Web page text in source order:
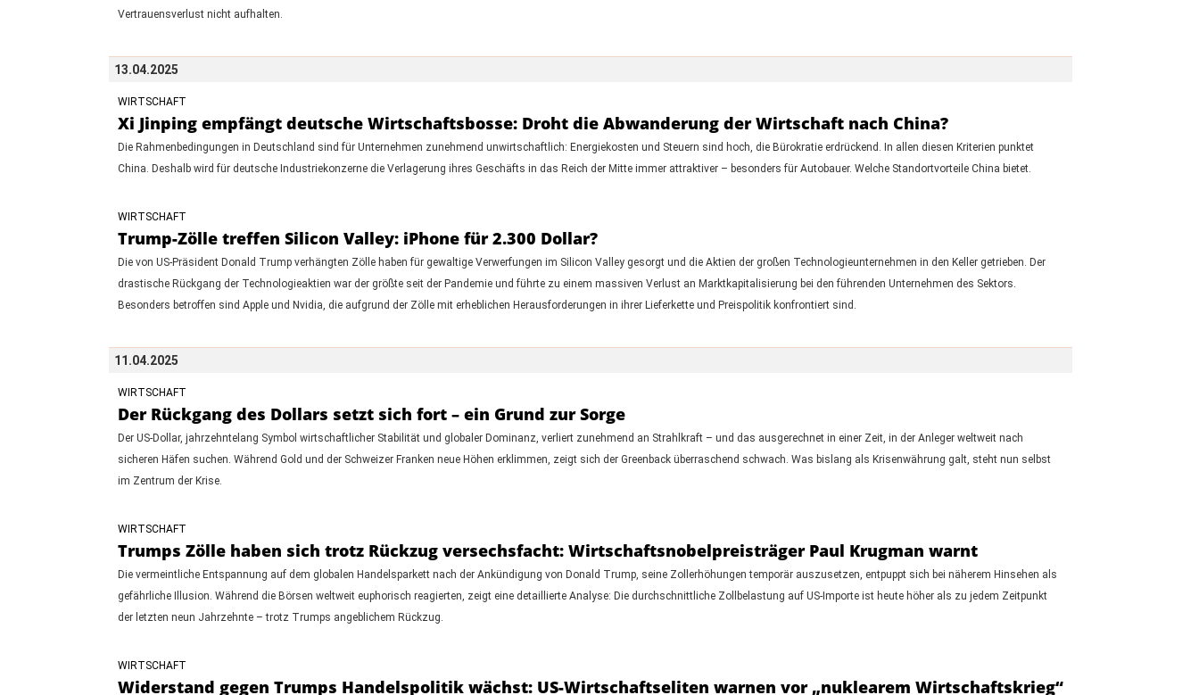
Vertrauensverlust nicht aufhalten.
13.04.2025
WIRTSCHAFT
Xi Jinping empfängt deutsche Wirtschaftsbosse: Droht die Abwanderung der Wirtschaft nach China?
Die Rahmenbedingungen in Deutschland sind für Unternehmen zunehmend unwirtschaftlich: Energiekosten und Steuern sind hoch, die Bürokratie erdrückend. In allen diesen Kriterien punktet
China. Deshalb wird für deutsche Industriekonzerne die Verlagerung ihres Geschäfts in das Reich der Mitte immer attraktiver – besonders für Autobauer. Welche Standortvorteile China bietet.
WIRTSCHAFT
Trump-Zölle treffen Silicon Valley: iPhone für 2.300 Dollar?
Die von US-Präsident Donald Trump verhängten Zölle haben für gewaltige Verwerfungen im Silicon Valley gesorgt und die Aktien der großen Technologieunternehmen in den Keller getrieben. Der
drastische Rückgang der Technologieaktien war der größte seit der Pandemie und führte zu einem massiven Verlust an Marktkapitalisierung bei den führenden Unternehmen des Sektors.
Besonders betroffen sind Apple und Nvidia, die aufgrund der Zölle mit erheblichen Herausforderungen in ihrer Lieferkette und Preispolitik konfrontiert sind.
11.04.2025
WIRTSCHAFT
Der Rückgang des Dollars setzt sich fort – ein Grund zur Sorge
Der US-Dollar, jahrzehntelang Symbol wirtschaftlicher Stabilität und globaler Dominanz, verliert zunehmend an Strahlkraft – und das ausgerechnet in einer Zeit, in der Anleger weltweit nach
sicheren Häfen suchen. Während Gold und der Schweizer Franken neue Höhen erklimmen, zeigt sich der Greenback überraschend schwach. Was bislang als Krisenwährung galt, steht nun selbst
im Zentrum der Krise.
WIRTSCHAFT
Trumps Zölle haben sich trotz Rückzug versechsfacht: Wirtschaftsnobelpreisträger Paul Krugman warnt
Die vermeintliche Entspannung auf dem globalen Handelsparkett nach der Ankündigung von Donald Trump, seine Zollerhöhungen temporär auszusetzen, entpuppt sich bei näherem Hinsehen als
gefährliche Illusion. Während die Börsen weltweit euphorisch reagierten, zeigt eine detaillierte Analyse: Die durchschnittliche Zollbelastung auf US-Importe ist heute höher als zu jedem Zeitpunkt
der letzten neun Jahrzehnte – trotz Trumps angeblichem Rückzug.
WIRTSCHAFT
Widerstand gegen Trumps Handelspolitik wächst: US-Wirtschaftseliten warnen vor „nuklearem Wirtschaftskrieg“